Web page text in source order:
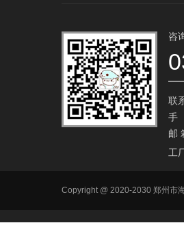
咨
联
手
邮
工
Copyright @ 2020-2030 郑州